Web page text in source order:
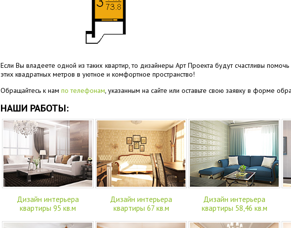
Если Вы владеете одной из таких квартир, то дизайнеры Арт Проекта будут счастливы
этих квадратных метров в уютное и комфортное пространство!
Обращайтесь к нам по телефонам, указанным на сайте или оставьте свою заявку в форме
НАШИ РАБОТЫ:
Дизайн интерьера
квартиры 95 кв.м
Дизайн интерьера
квартиры 67 кв.м
Дизайн интерьера
квартиры 58,46 кв.м